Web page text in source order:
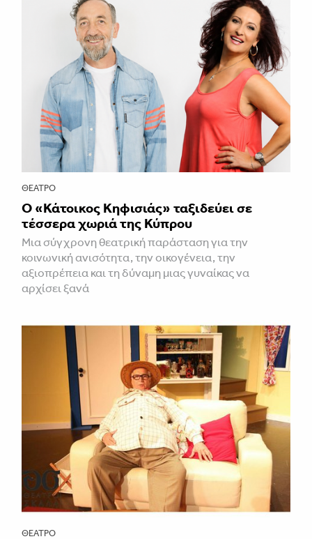
ΘΈΑΤΡΟ
Ο «Κάτοικος Κηφισιάς» ταξιδεύει σε
τέσσερα χωριά της Κύπρου
Μια σύγχρονη θεατρική παράσταση για την
κοινωνική ανισότητα, την οικογένεια, την
αξιοπρέπεια και τη δύναμη μιας γυναίκας να
αρχίσει ξανά
ΘΈΑΤΡΟ